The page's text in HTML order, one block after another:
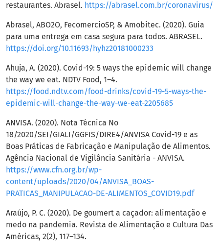
restaurantes. Abrasel. https://abrasel.com.br/coronavirus/
Abrasel, ABO2O, FecomercioSP, & Amobitec. (2020). Guia
para uma entrega em casa segura para todos. ABRASEL.
https://doi.org/10.11693/hyhz20181000233
Ahuja, A. (2020). Covid-19: 5 ways the epidemic will change
the way we eat. NDTV Food, 1–4.
https://food.ndtv.com/food-drinks/covid-19-5-ways-the-
epidemic-will-change-the-way-we-eat-2205685
ANVISA. (2020). Nota Técnica No
18/2020/SEI/GIALI/GGFIS/DIRE4/ANVISA Covid-19 e as
Boas Práticas de Fabricação e Manipulação de Alimentos.
Agência Nacional de Vigilância Sanitária - ANVISA.
https://www.cfn.org.br/wp-
content/uploads/2020/04/ANVISA_BOAS-
PRATICAS_MANIPULACAO-DE-ALIMENTOS_COVID19.pdf
Araújo, P. C. (2020). De goumert a caçador: alimentação e
medo na pandemia. Revista de Alimentação e Cultura Das
Américas, 2(2), 117–134.